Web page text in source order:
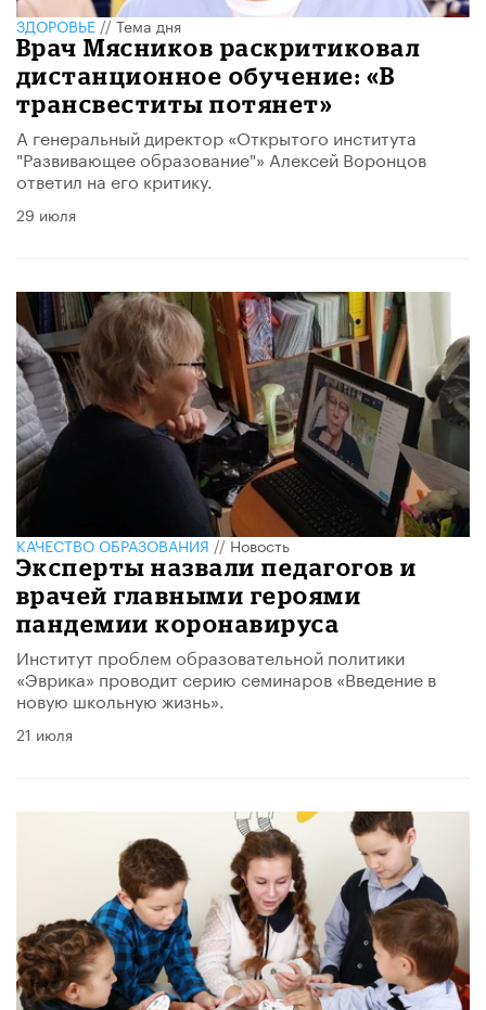
ЗДОРОВЬЕ//Тема дня
Врач Мясников раскритиковал
дистанционное обучение: «В
трансвеститы потянет»
А генеральный директор «Открытого института
"Развивающее образование"» Алексей Воронцов
ответил на его критику.
29 июля
КАЧЕСТВО ОБРАЗОВАНИЯ//Новость
​Эксперты назвали педагогов и
врачей главными героями
пандемии коронавируса
Институт проблем образовательной политики
«Эврика» проводит серию семинаров «Введение в
новую школьную жизнь».
21 июля